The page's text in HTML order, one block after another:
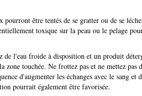
pourront être tentés de se gratter ou de se
toxique sur la peau ou le pelage
de l'eau froide à disposition et un produit
zone touchée. Ne frottez pas et ne mettez
d'augmenter les échanges avec le sang
pourrait également être favorisée.